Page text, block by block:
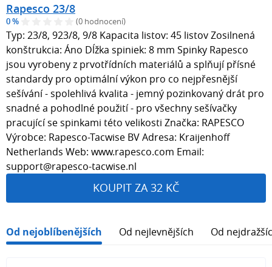
Rapesco 23/8
0 % (0 hodnocení)
Typ: 23/8, 923/8, 9/8 Kapacita listov: 45 listov Zosilnená
konštrukcia: Áno Dĺžka spiniek: 8 mm Spinky Rapesco
jsou vyrobeny z prvotřídních materiálů a splňují přísné
standardy pro optimální výkon pro co nejpřesnější
sešívání - spolehlivá kvalita - jemný pozinkovaný drát pro
snadné a pohodlné použití - pro všechny sešívačky
pracující se spinkami této velikosti Značka: RAPESCO
Výrobce: Rapesco-Tacwise BV Adresa: Kraijenhoff
Netherlands Web: www.rapesco.com Email:
support@rapesco-tacwise.nl
KOUPIT ZA 32 KČ
Od nejoblíbenějších Od nejlevnějších Od